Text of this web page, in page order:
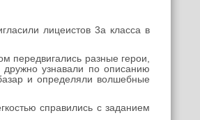
лицеистов 3а класса в
передвигались разные герои,
дружно узнавали по описанию
и определяли волшебные
справились с заданием